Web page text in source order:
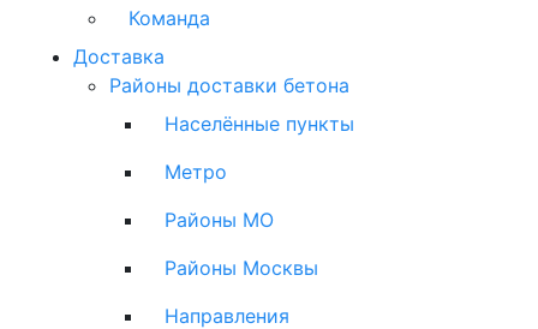
Команда
Доставка
Районы доставки бетона
Населённые пункты
Метро
Районы МО
Районы Москвы
Направления